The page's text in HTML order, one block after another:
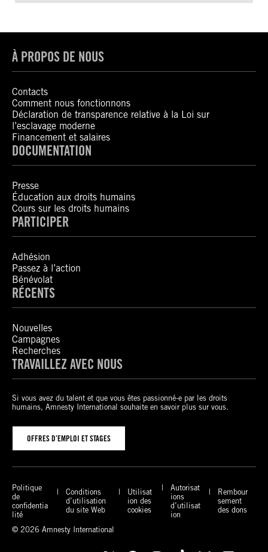
À PROPOS DE NOUS
Contacts
Comment nous fonctionnons
Déclaration de transparence relative à la Loi sur
l’esclavage moderne
Financement et salaires
DOCUMENTATION
Presse
Éducation aux droits humains
Cours sur les droits humains
PARTICIPER
Adhésion
Passez à l’action
Bénévolat
RÉCENTS
Nouvelles
Campagnes
Recherches
TRAVAILLEZ AVEC NOUS
Si vous avez du talent et que vous êtes passionné-e par les droits
humains, Amnesty International souhaite en savoir plus sur vous.
OFFRES D’EMPLOI ET STAGES
Politique
de
confidentia
lité
Conditions
d’utilisation
du site Web
Utilisat
ion des
cookies
Autorisat
ions
d’utilisat
ion
Rembour
sement
des dons
© 2026 Amnesty International